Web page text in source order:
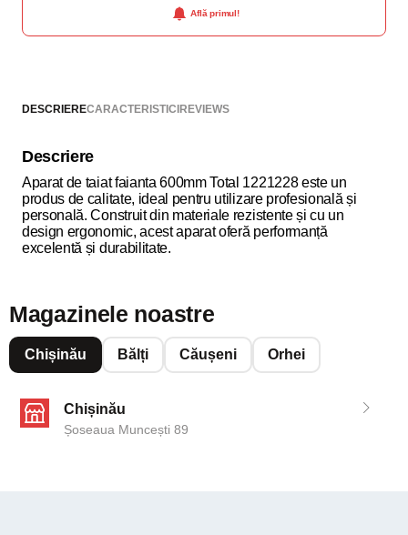
Află primul!
DESCRIERECARACTERISTICIREVIEWS
Descriere
Aparat de taiat faianta 600mm Total 1221228 este un
produs de calitate, ideal pentru utilizare profesională și
personală. Construit din materiale rezistente și cu un
design ergonomic, acest aparat oferă performanță
excelentă și durabilitate.
Magazinele noastre
Chișinău Bălți Căușeni Orhei
Chișinău
Șoseaua Muncești 89